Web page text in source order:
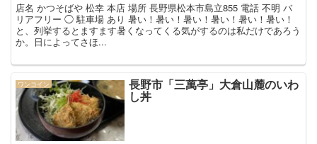
店名 かつそばや 松幸 本店 場所 長野県松本市島立855 電話 不明 バ
リアフリー ◯ 駐車場 あり 暑い！暑い！暑い！暑い！暑い！暑い！
と、列挙するとますます暑くなってくる気がするのは私だけであろう
か。日によってさほ...
ワンコイン 長野市「三萬亭」大倉山麓のいわ
し丼